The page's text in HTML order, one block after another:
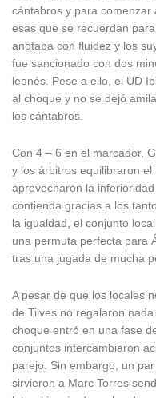
cántabros y para comenzar
esas que se recuerdan
anotaba con fluidez y los
fue sancionado con dos
leonés. Pese a ello, el UD
al choque y no se dejó
los cántabros.
Con 4 – 6 en el marcador,
y los árbitros equilibraron
aprovecharon la
contienda gracias a los
la igualdad, el conjunto
una permuta perfecta para
tras una jugada de mucha
A pesar de que los locales
de Tilves no regalaron
choque entró en una fase
conjuntos intercambiaron
parejo. Sin embargo, un
sirvieron a Marc Torres